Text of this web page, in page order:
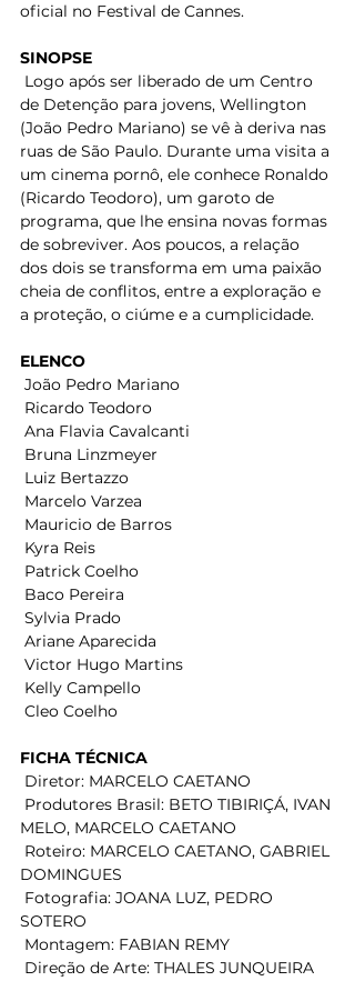
oficial no Festival de Cannes.
SINOPSE
de Detenção para jovens, Wellington
(João Pedro Mariano) se vê à deriva nas
ruas de São Paulo. Durante uma visita a
um cinema pornô, ele conhece Ronaldo
(Ricardo Teodoro), um garoto de
programa, que lhe ensina novas formas
de sobreviver. Aos poucos, a relação
dos dois se transforma em uma paixão
cheia de conflitos, entre a exploração e
a proteção, o ciúme e a cumplicidade.
ELENCO
João Pedro Mariano
Ricardo Teodoro
Ana Flavia Cavalcanti
Bruna Linzmeyer
Luiz Bertazzo
Marcelo Varzea
Mauricio de Barros
Kyra Reis
Patrick Coelho
Baco Pereira
Sylvia Prado
Ariane Aparecida
Victor Hugo Martins
Kelly Campello
Cleo Coelho
FICHA TÉCNICA
Diretor: MARCELO CAETANO
MELO, MARCELO CAETANO
DOMINGUES
SOTERO
Montagem: FABIAN REMY
Direção de Arte: THALES JUNQUEIRA